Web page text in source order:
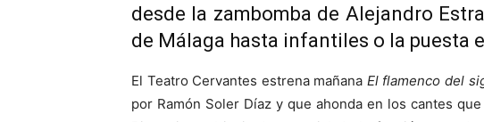
desde la zambomba de Alejandro
de Málaga hasta infantiles o la puesta
El Teatro Cervantes estrena mañana El flamenco del
por Ramón Soler Díaz y que ahonda en los cantes